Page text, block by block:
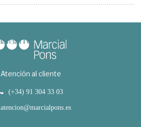
Atención al cliente
(+34) 91 304 33 03
atencion@marcialpons.es